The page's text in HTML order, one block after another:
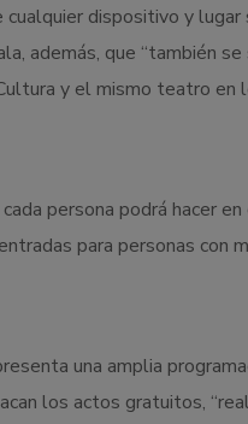
dispositivo y
además, que “también
y el mismo teatro en
persona podrá hacer
para personas con
una amplia
los actos gratuitos,